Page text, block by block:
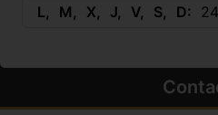
L M X J V S D